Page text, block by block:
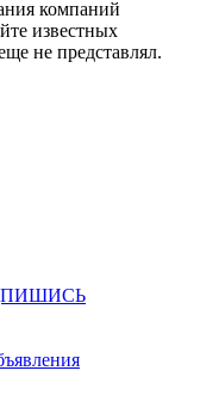
компаний
известных
не представлял.